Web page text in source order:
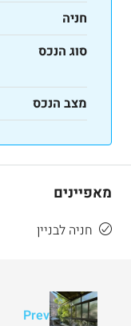
חניה
סוג הנכס
מצב הנכס
מאפיינים
חניה לבניין
Prev